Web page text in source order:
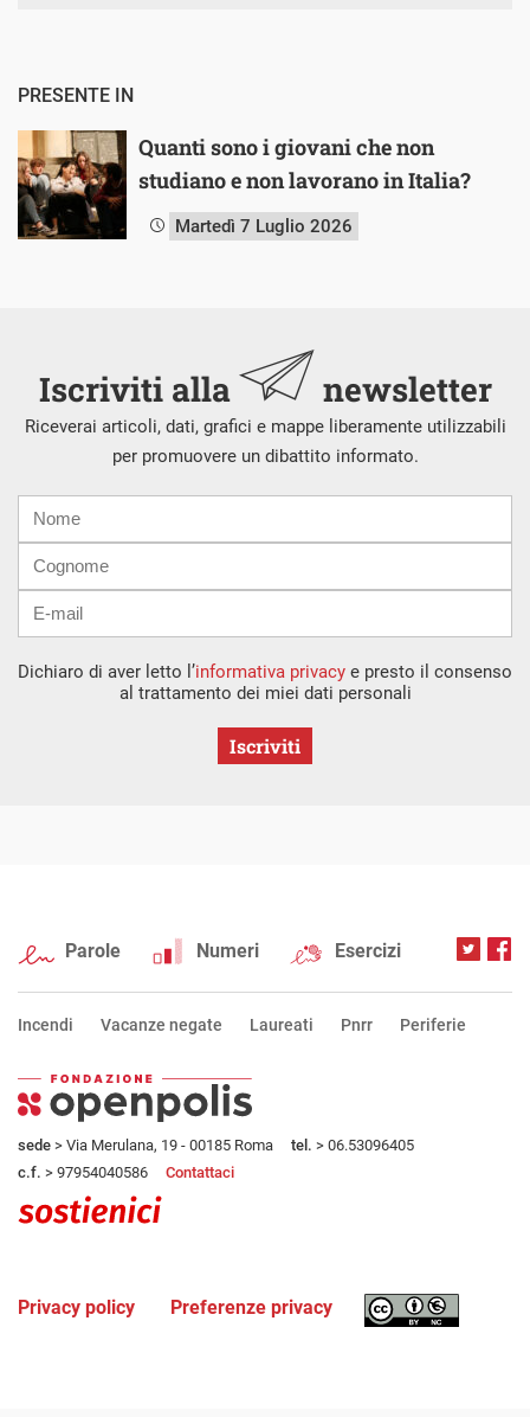
PRESENTE IN
Quanti sono i giovani che non
studiano e non lavorano in Italia?
Martedì 7 Luglio 2026
Iscriviti alla newsletter
Riceverai articoli, dati, grafici e mappe liberamente utilizzabili
per promuovere un dibattito informato.
mail
Dichiaro di aver letto l’informativa privacy e presto il consenso
al trattamento dei miei dati personali
Iscriviti
Parole Numeri Esercizi
Incendi Vacanze negate Laureati Pnrr Periferie
sede > Via Merulana, 19 - 00185 Roma tel. > 06.53096405
c.f. > 97954040586 Contattaci
Privacy policy Preferenze privacy